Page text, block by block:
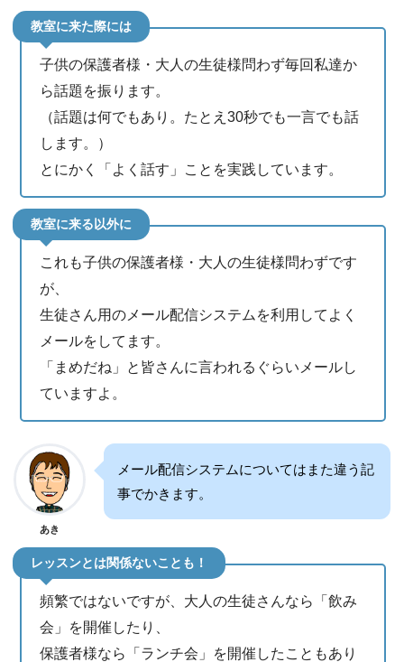
教室に来た際には
子供の保護者様・大人の生徒様問わず毎回私達か
ら話題を振ります。
（話題は何でもあり。たとえ30秒でも一言でも話
します。）
とにかく「よく話す」ことを実践しています。
教室に来る以外に
これも子供の保護者様・大人の生徒様問わずです
が、
生徒さん用のメール配信システムを利用してよく
メールをしてます。
「まめだね」と皆さんに言われるぐらいメールし
ていますよ。
あき
メール配信システムについてはまた違う記
事でかきます。
レッスンとは関係ないことも！
頻繁ではないですが、大人の生徒さんなら「飲み
会」を開催したり、
保護者様なら「ランチ会」を開催したこともあり